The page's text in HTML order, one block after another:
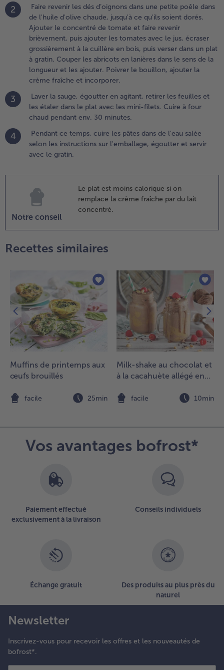
à
ce
les
selon
et
avec
gratin.
2
Faire revenir les dés d’oignons dans une petite poêle dans
de l'huile d'olive chaude, jusqu'à ce qu'ils soient dorés.
Ajouter le concentré de tomate et faire revenir
brièvement, puis ajouter les tomates avec le jus, écraser
grossièrement à la cuillère en bois, puis verser dans un plat
à gratin. Couper les abricots en lanières dans le sens de la
longueur et les ajouter. Poivrer le bouillon, ajouter la
crème fraîche et incorporer.
3
Laver la sauge, égoutter en agitant, retirer les feuilles et
les étaler dans le plat avec les mini-filets. Cuire à four
chaud pendant env. 30 minutes.
4
Pendant ce temps, cuire les pâtes dans de l'eau salée
selon les instructions sur l'emballage, égoutter et servir
avec le gratin.
Notre conseil
Le plat est moins calorique si on
remplace la crème fraîche par du lait
concentré.
Recettes similaires
Muffins de printemps aux
œufs brouillés
facile 25min
Milk-shake au chocolat et
à la cacahuète allégé en
facile 10min
Vos avantages bofrost*
Paiement effectué
exclusivement à la livraison
Conseils individuels
Échange gratuit
Des produits au plus près du
naturel
Newsletter
Inscrivez-vous pour recevoir les offres et les nouveautés de
bofrost*.